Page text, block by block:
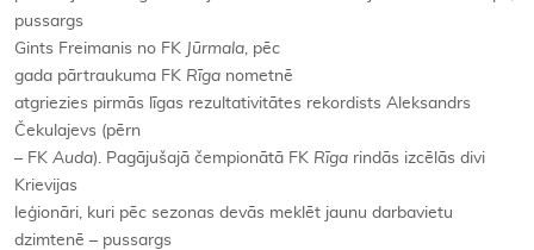
pussargs
Gints Freimanis no FK Jūrmala, pēc
gada pārtraukuma FK Rīga nometnē
atgriezies pirmās līgas rezultativitātes rekordists Aleksandrs
Čekulajevs (pērn
– FK Auda). Pagājušajā čempionātā FK Rīga rindās izcēlās divi
Krievijas
leģionāri, kuri pēc sezonas devās meklēt jaunu darbavietu
dzimtenē – pussargs